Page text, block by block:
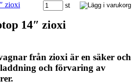
st
14″ zioxi
från zioxi är en säker och
och förvaring av